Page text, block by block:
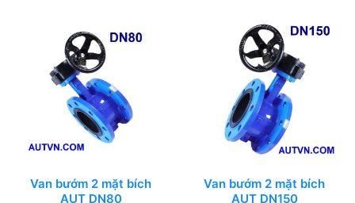
Van bướm 2 mặt bích
AUT DN80
Van bướm 2 mặt bích
AUT DN150